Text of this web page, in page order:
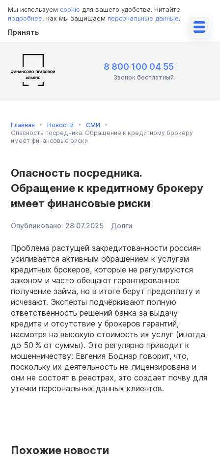
Мы используем cookie для вашего удобства. Читайте
подробнее, как мы защищаем персональные данные.
Принять
8 800 100 04 55
Звонок бесплатный
Главная Новости
СМИ
Опасность посредника. Обращение к кредитному брокеру
имеет финансовые риски
Опасность посредника.
Обращение к кредитному брокеру
имеет финансовые риски
Опубликовано: 28.07.2025 Долги
Проблема растущей закредитованности россиян
усиливается активным обращением к услугам
кредитных брокеров, которые не регулируются
законом и часто обещают гарантированное
получение займа, но в итоге берут предоплату и
исчезают. Эксперты подчёркивают полную
ответственность решений банка за выдачу
кредита и отсутствие у брокеров гарантий,
несмотря на высокую стоимость их услуг (иногда
до 50 % от суммы). Это регулярно приводит к
мошенничеству: Евгения Боднар говорит, что,
поскольку их деятельность не лицензирована и
они не состоят в реестрах, это создает почву для
утечки персональных данных клиентов.
Похожие новости